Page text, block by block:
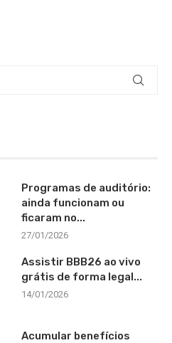
Programas de auditório:
ainda funcionam ou
ficaram no...
27/01/2026
Assistir BBB26 ao vivo
grátis de forma legal...
14/01/2026
Acumular benefícios